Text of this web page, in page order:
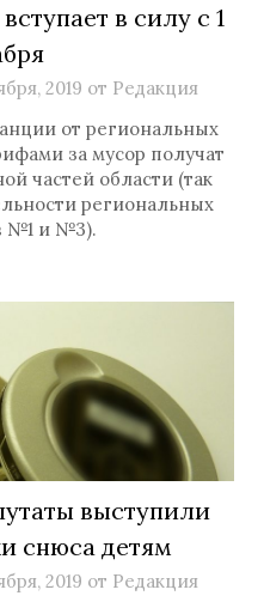
в силу с 1
2019 от Редакция
от региональных
за мусор получат
частей области (так
региональных
№1 и №3).
выступили
снюса детям
2019 от Редакция